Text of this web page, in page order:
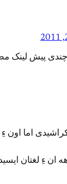
پیش لینک
اما اون ءِ
ان ءِ لغتان